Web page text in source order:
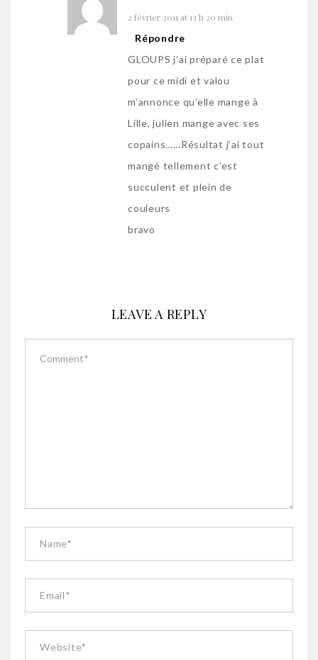
2 février 2011 at 13 h 20 min
Répondre
GLOUPS j’ai préparé ce plat
pour ce midi et valou
m’annonce qu’elle mange à
Lille, julien mange avec ses
copains……Résultat j’ai tout
mangé tellement c’est
succulent et plein de
couleurs
bravo
LEAVE A REPLY